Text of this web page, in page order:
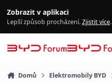
Zobrazit v aplikaci
Lepší způsob procházení.Zjistit více.
Domů Elektromobily BYD